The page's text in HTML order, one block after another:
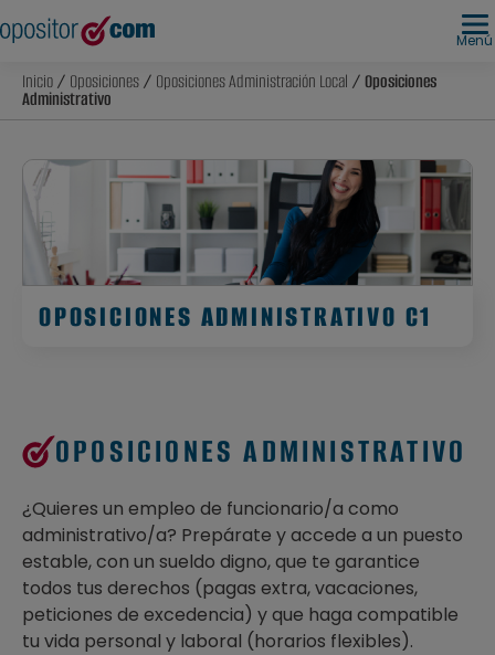
Menú
Inicio/ Oposiciones/ Oposiciones Administración Local / Oposiciones
Administrativo
OPOSICIONES ADMINISTRATIVO C1
OPOSICIONES ADMINISTRATIVO
¿Quieres un empleo de funcionario/a como
administrativo/a? Prepárate y accede a un puesto
estable, con un sueldo digno, que te garantice
todos tus derechos (pagas extra, vacaciones,
peticiones de excedencia) y que haga compatible
tu vida personal y laboral (horarios flexibles).